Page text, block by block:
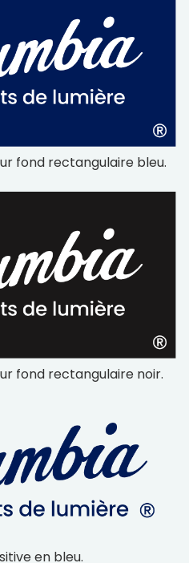
fond rectangulaire bleu.
fond rectangulaire noir.
en bleu.